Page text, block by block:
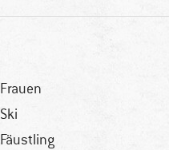
Frauen
Ski
Fäustling